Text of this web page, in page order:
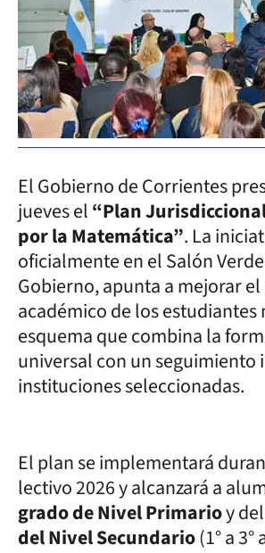
El Gobierno de Corrientes
jueves el“Plan
por la Matemática”. La
oficialmente en el Salón
Gobierno, apunta a mejorar
académico de los estudiantes
esquema que combina la
universal con un seguimiento
instituciones seleccionadas.
El plan se implementará
lectivo 2026 y alcanzará a
grado de Nivel Primarioy del
del Nivel Secundario(1° a 3°